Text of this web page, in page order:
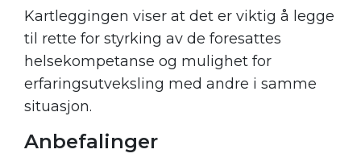
Kartleggingen viser at det er viktig å legge
til rette for styrking av de foresattes
helsekompetanse og mulighet for
erfaringsutveksling med andre i samme
situasjon.
Anbefalinger